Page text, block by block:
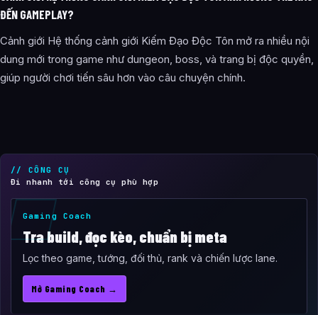
ĐẾN GAMEPLAY?
Cảnh giới Hệ thống cảnh giới Kiếm Đạo Độc Tôn mở ra nhiều nội
dung mới trong game như dungeon, boss, và trang bị độc quyền,
giúp người chơi tiến sâu hơn vào câu chuyện chính.
// CÔNG CỤ
Đi nhanh tới công cụ phù hợp
Gaming Coach
Tra build, đọc kèo, chuẩn bị meta
Lọc theo game, tướng, đối thủ, rank và chiến lược lane.
Mở Gaming Coach →